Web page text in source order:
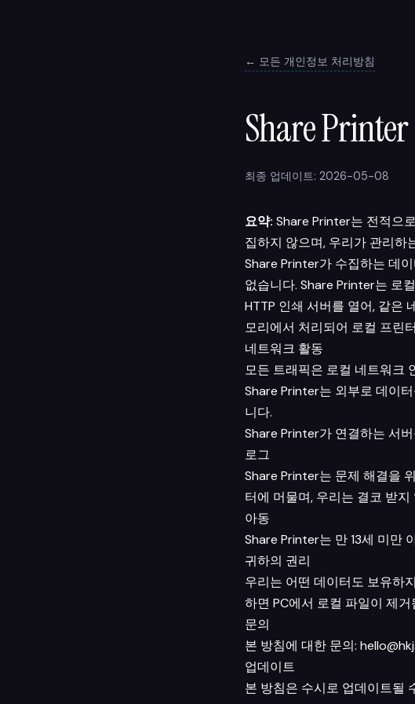
← 모든 개인정보 처리방침
Share
최종 업데이트: 2026-05-08
요약: Share Printer는 전적으
집하지 않으며, 우리가 관리하
Share Printer가 수집하는 데이
없습니다. Share Printer는 로
HTTP 인쇄 서버를 열어, 같은
모리에서 처리되어 로컬 프린
네트워크 활동
모든 트래픽은 로컬 네트워크
Share Printer는 외부로 데이
니다.
Share Printer가 연결하는 서
로그
Share Printer는 문제 해결을
터에 머물며, 우리는 결코 받지
아동
Share Printer는 만 13세 미만
귀하의 권리
우리는 어떤 데이터도 보유하
하면 PC에서 로컬 파일이 제거
문의
본 방침에 대한 문의:
업데이트
본 방침은 수시로 업데이트될